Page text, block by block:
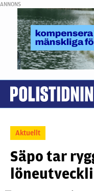
ANNONS
Aktuellt
Säpo tar